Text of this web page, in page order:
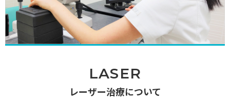
LASER
レーザー治療について